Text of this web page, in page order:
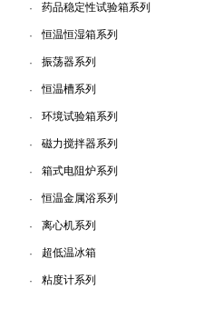
· 药品稳定性试验箱系列
· 恒温恒湿箱系列
· 振荡器系列
· 恒温槽系列
· 环境试验箱系列
· 磁力搅拌器系列
· 箱式电阻炉系列
· 恒温金属浴系列
· 离心机系列
· 超低温冰箱
· 粘度计系列